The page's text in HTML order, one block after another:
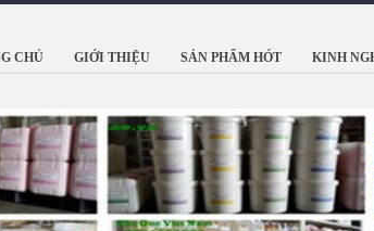
CHỦ GIỚI THIỆU SẢN PHẨM HÓT KINH